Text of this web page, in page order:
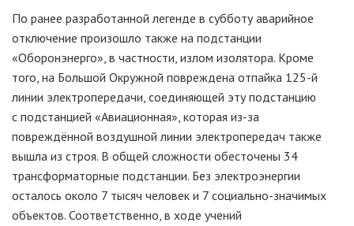
По ранее разработанной легенде в субботу аварийное
отключение произошло также на подстанции
«Оборонэнерго», в частности, излом изолятора. Кроме
того, на Большой Окружной повреждена отпайка 125-й
линии электропередачи, соединяющей эту подстанцию
с подстанцией «Авиационная», которая из-за
повреждённой воздушной линии электропередач также
вышла из строя. В общей сложности обесточены 34
трансформаторные подстанции. Без электроэнергии
осталось около 7 тысяч человек и 7 социально-значимых
объектов. Соответственно, в ходе учений